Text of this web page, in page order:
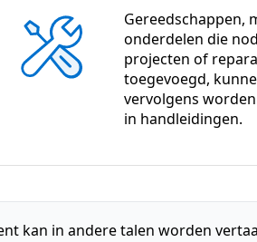
Gereedschappen,
onderdelen die
projecten of
toegevoegd,
vervolgens
in handleidingen.
kan in andere talen worden